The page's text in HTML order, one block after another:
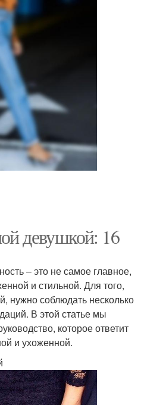
девушкой: 16
– это не самое главное,
и стильной. Для того,
нужно соблюдать несколько
В этой статье мы
которое ответит
и ухоженной.